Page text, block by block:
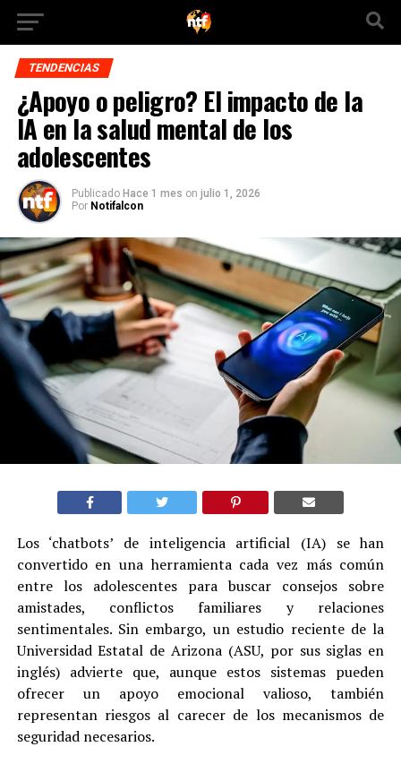
TENDENCIAS
¿Apoyo o peligro? El impacto de la
IA en la salud mental de los
adolescentes
Publicado Hace 1 mes on julio 1, 2026
Por Notifalcon
Los ‘chatbots’ de inteligencia artificial (IA) se han
convertido en una herramienta cada vez más común
entre los adolescentes para buscar consejos sobre
amistades, conflictos familiares y relaciones
sentimentales. Sin embargo, un estudio reciente de la
Universidad Estatal de Arizona (ASU, por sus siglas en
inglés) advierte que, aunque estos sistemas pueden
ofrecer un apoyo emocional valioso, también
representan riesgos al carecer de los mecanismos de
seguridad necesarios.